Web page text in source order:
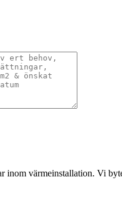
värmeinstallation. Vi